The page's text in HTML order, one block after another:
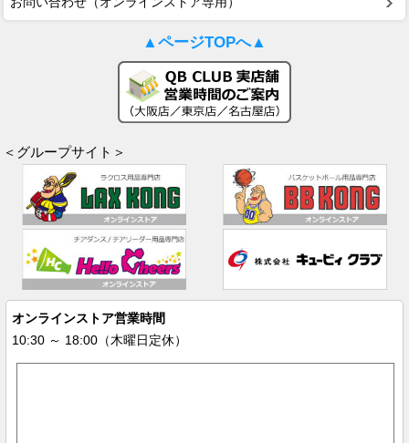
▲ページTOPへ▲
＜グループサイト＞
オンラインストア営業時間
10:30 ～ 18:00（木曜日定休）